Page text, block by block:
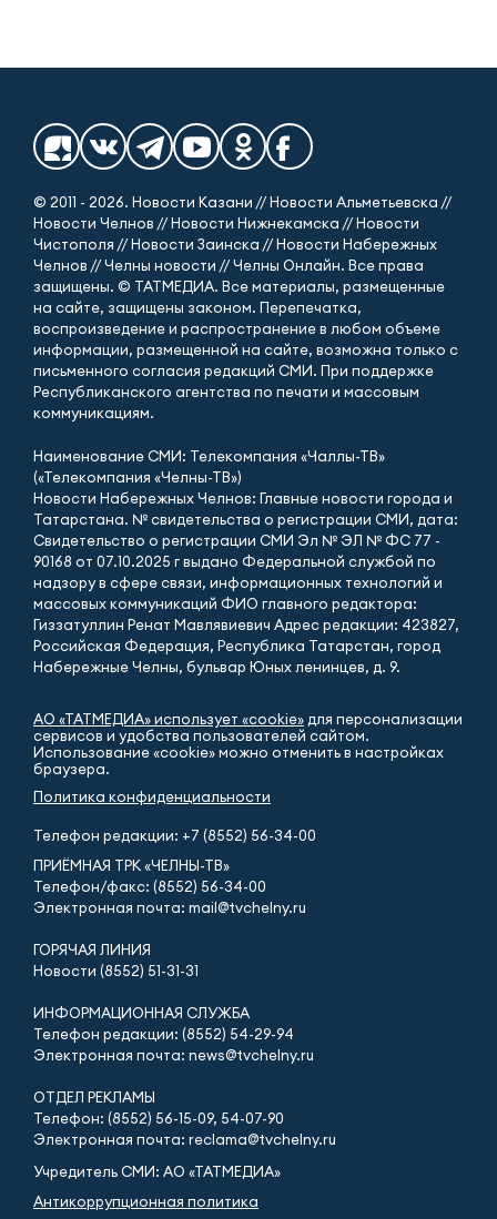
© 2011 - 2026. Новости Казани // Новости Альметьевска //
Новости Челнов // Новости Нижнекамска // Новости
Чистополя // Новости Заинска // Новости Набережных
Челнов // Челны новости // Челны Онлайн. Все права
защищены. © ТАТМЕДИА. Все материалы, размещенные
на сайте, защищены законом. Перепечатка,
воспроизведение и распространение в любом объеме
информации, размещенной на сайте, возможна только с
письменного согласия редакций СМИ. При поддержке
Республиканского агентства по печати и массовым
коммуникациям.
Наименование СМИ: Телекомпания «Чаллы-ТВ»
(«Телекомпания «Челны-ТВ»)
Новости Набережных Челнов: Главные новости города и
Татарстана. № свидетельства о регистрации СМИ, дата:
Свидетельство о регистрации СМИ Эл № ЭЛ № ФС 77 -
90168 от 07.10.2025 г выдано Федеральной службой по
надзору в сфере связи, информационных технологий и
массовых коммуникаций ФИО главного редактора:
Гиззатуллин Ренат Мавлявиевич Адрес редакции: 423827,
Российская Федерация, Республика Татарстан, город
Набережные Челны, бульвар Юных ленинцев, д. 9.
АО «ТАТМЕДИА» использует «cookie»для персонализации
сервисов и удобства пользователей сайтом.
Использование «cookie» можно отменить в настройках
браузера.
Политика конфиденциальности
Телефон редакции: +7 (8552) 56-34-00
ПРИЁМНАЯ ТРК «ЧЕЛНЫ-ТВ»
Телефон/факс: (8552) 56-34-00
Электронная почта: mail@tvchelny.ru
ГОРЯЧАЯ ЛИНИЯ
Новости (8552) 51-31-31
ИНФОРМАЦИОННАЯ СЛУЖБА
Телефон редакции: (8552) 54-29-94
Электронная почта: news@tvchelny.ru
ОТДЕЛ РЕКЛАМЫ
Телефон: (8552) 56-15-09, 54-07-90
Электронная почта: reclama@tvchelny.ru
Учредитель СМИ: АО «ТАТМЕДИА»
Антикоррупционная политика